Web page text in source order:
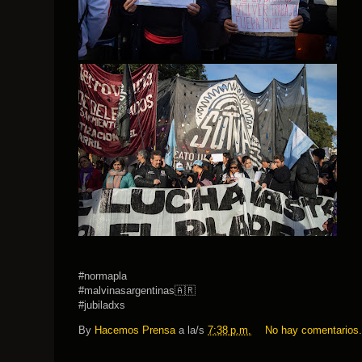
#normapla
#malvinasargentinas🇦🇷
#jubiladxs
By Hacemos Prensa a la/s 7:38 p.m. No hay